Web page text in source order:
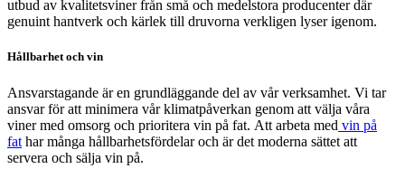
utbud av kvalitetsviner från små och medelstora producenter där
genuint hantverk och kärlek till druvorna verkligen lyser igenom.
Hållbarhet och vin
Ansvarstagande är en grundläggande del av vår verksamhet. Vi tar
ansvar för att minimera vår klimatpåverkan genom att välja våra
viner med omsorg och prioritera vin på fat. Att arbeta med vin på
fat har många hållbarhetsfördelar och ärdet moderna sättet att
servera och sälja vin på.